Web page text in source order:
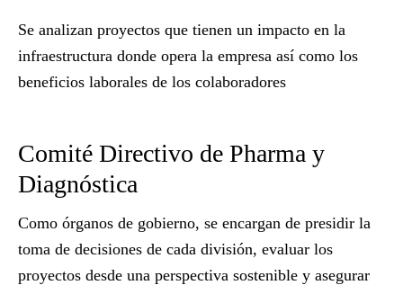
Se analizan proyectos que tienen un impacto en la
infraestructura donde opera la empresa así como los
beneficios laborales de los colaboradores
Comité Directivo de Pharma y
Diagnóstica
Como órganos de gobierno, se encargan de presidir la
toma de decisiones de cada división, evaluar los
proyectos desde una perspectiva sostenible y asegurar